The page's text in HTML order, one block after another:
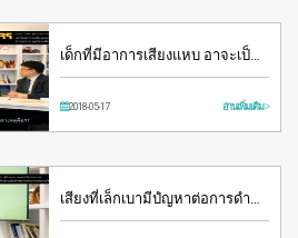
เด็กที่มีอาการเสียงแหบ อาจะเป็…
2018-05-17 อ่านเพิ่มเติม >
เสียงที่เล็กเบามีปํญหาต่อการดำ…